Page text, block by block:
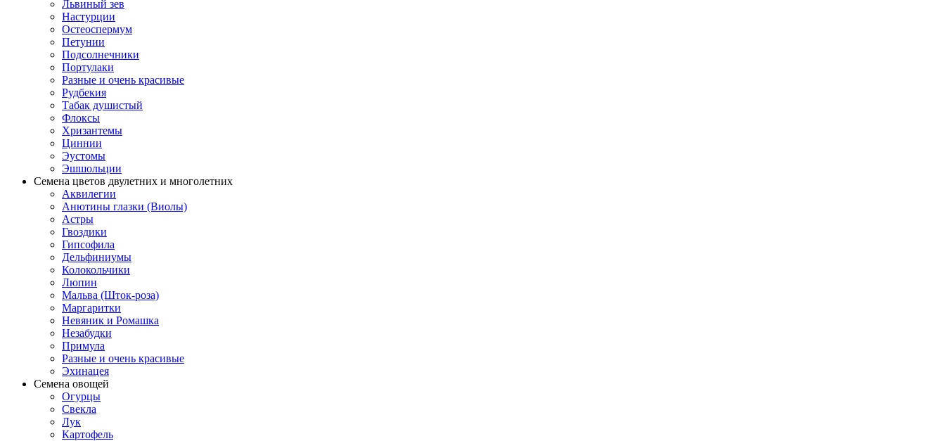
Львиный зев
Настурции
Остеоспермум
Петунии
Подсолнечники
Портулаки
Разные и очень красивые
Рудбекия
Табак душистый
Флоксы
Хризантемы
Циннии
Эустомы
Эшшольции
Семена цветов двулетних и многолетних
Аквилегии
Анютины глазки (Виолы)
Астры
Гвоздики
Гипсофила
Дельфиниумы
Колокольчики
Люпин
Мальва (Шток-роза)
Маргаритки
Невяник и Ромашка
Незабудки
Примула
Разные и очень красивые
Эхинацея
Семена овощей
Огурцы
Свекла
Лук
Картофель